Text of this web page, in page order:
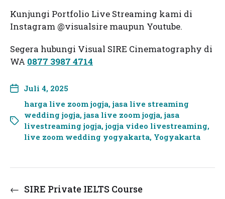
Kunjungi Portfolio Live Streaming kami di
Instagram @visualsire maupun Youtube.
Segera hubungi Visual SIRE Cinematography di
WA 0877 3987 4714
Juli 4, 2025
harga live zoom jogja, jasa live streaming
wedding jogja, jasa live zoom jogja, jasa
livestreaming jogja, jogja video livestreaming,
live zoom wedding yogyakarta, Yogyakarta
← SIRE Private IELTS Course